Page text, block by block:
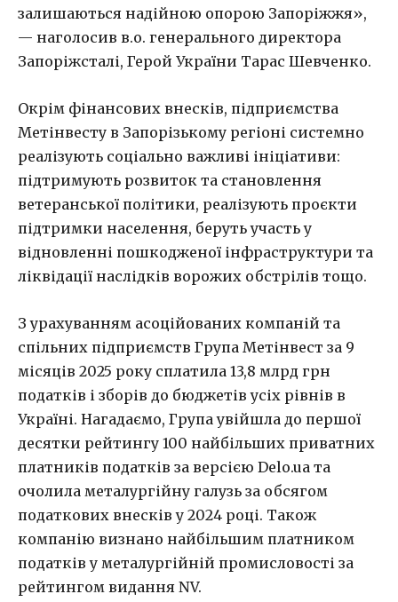
залишаються надійною опорою Запоріжжя»,
— наголосив в.о. генерального директора
Запоріжсталі, Герой України Тарас Шевченко.
Окрім фінансових внесків, підприємства
Метінвесту в Запорізькому регіоні системно
реалізують соціально важливі ініціативи:
підтримують розвиток та становлення
ветеранської політики, реалізують проєкти
підтримки населення, беруть участь у
відновленні пошкодженої інфраструктури та
ліквідації наслідків ворожих обстрілів тощо.
З урахуванням асоційованих компаній та
спільних підприємств Група Метінвест за 9
місяців 2025 року сплатила 13,8 млрд грн
податків і зборів до бюджетів усіх рівнів в
Україні. Нагадаємо, Група увійшла до першої
десятки рейтингу 100 найбільших приватних
платників податків за версією Delo.ua та
очолила металургійну галузь за обсягом
податкових внесків у 2024 році. Також
компанію визнано найбільшим платником
податків у металургійній промисловості за
рейтингом видання NV.